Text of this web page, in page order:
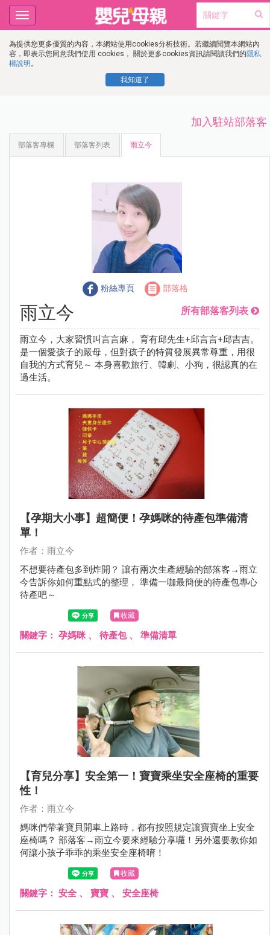
為提供您更多優質的內容，本網站使用cookies分析技術。若繼續閱覽本網站內
容，即表示您同意我們使用 cookies， 關於更多cookies資訊請閱讀我們的隱私
權說明 。
我知道了
Toggle
navigation
加入駐站部落客
部落客專欄 部落客列表 雨立今
粉絲專頁 部落格
雨立今 所有部落客列表
雨立今，大家習慣叫言言麻， 育有邱先生+邱言言+邱吉吉。
是一個愛孩子的嚴母，但對孩子的特質發展異常尊重，用很
自我的方式育兒～ 本身喜歡旅行、韓劇、小狗，很認真的在
過生活。
【孕期大小事】超簡便！孕媽咪的待產包準備清
單！
作者：雨立今
不想要待產包多到炸開？ 讓有兩次生產經驗的部落客→雨立
今告訴你如何重點式的整理， 準備一咖最簡便的待產包專心
待產吧～
收藏
關鍵字： 孕媽咪 、 待產包、 準備清單
【育兒分享】安全第一！寶寶乘坐安全座椅的重要
性！
作者：雨立今
媽咪們帶著寶貝開車上路時，都有按照規定讓寶寶坐上安全
座椅嗎？ 部落客→雨立今要來經驗分享囉！另外還要教你如
何讓小孩子乖乖的乘坐安全座椅唷！
收藏
關鍵字： 安全 、 寶寶 、 安全座椅